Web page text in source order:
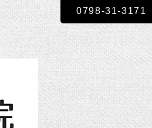
0798-31-3171